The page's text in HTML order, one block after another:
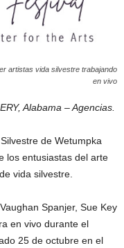
artistas vida silvestre trabajando
en vivo
Alabama – Agencias.
de Wetumpka
los entusiastas del arte
vida silvestre.
Spanjer, Sue Key
en vivo durante el
25 de octubre en el